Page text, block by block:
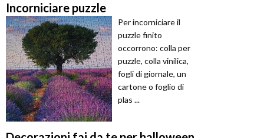
Incorniciare puzzle
Per incorniciare il
puzzle finito
occorrono: colla per
puzzle, colla vinilica,
fogli di giornale, un
cartone o foglio di
plas ...